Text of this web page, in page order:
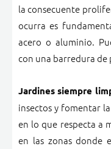
la consecuente
ocurra es
acero o aluminio.
con una barredura de
Jardines siempre
insectos y fomentar
en lo que respecta a
en las zonas donde